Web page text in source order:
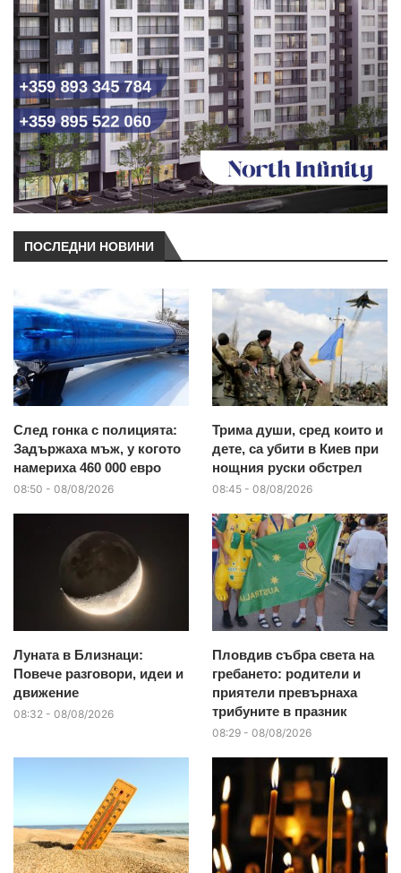
ПОСЛЕДНИ НОВИНИ
След гонка с полицията:
Задържаха мъж, у когото
намериха 460 000 евро
08:50 - 08/08/2026
Трима души, сред които и
дете, са убити в Киев при
нощния руски обстрел
08:45 - 08/08/2026
Луната в Близнаци:
Повече разговори, идеи и
движение
08:32 - 08/08/2026
Пловдив събра света на
гребането: родители и
приятели превърнаха
трибуните в празник
08:29 - 08/08/2026